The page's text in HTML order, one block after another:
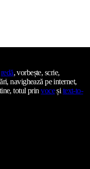
redă, vorbește, scrie,
navighează pe internet,
totul prinvoceșitext-to-